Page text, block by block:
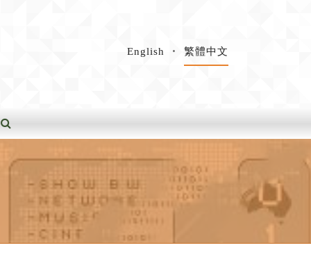
English 繁體中文